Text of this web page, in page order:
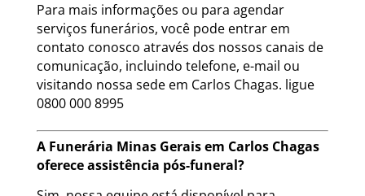
Para mais informações ou para agendar
serviços funerários, você pode entrar em
contato conosco através dos nossos canais de
comunicação, incluindo telefone, e-mail ou
visitando nossa sede em Carlos Chagas. ligue
0800 000 8995
A Funerária Minas Gerais em Carlos Chagas
oferece assistência pós-funeral?